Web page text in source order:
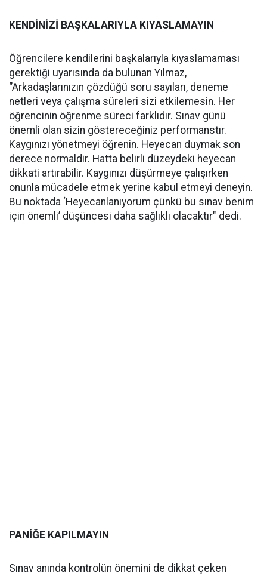
KENDİNİZİ BAŞKALARIYLA KIYASLAMAYIN
Öğrencilere kendilerini başkalarıyla kıyaslamaması
gerektiği uyarısında da bulunan Yılmaz,
‘’Arkadaşlarınızın çözdüğü soru sayıları, deneme
netleri veya çalışma süreleri sizi etkilemesin. Her
öğrencinin öğrenme süreci farklıdır. Sınav günü
önemli olan sizin göstereceğiniz performanstır.
Kaygınızı yönetmeyi öğrenin. Heyecan duymak son
derece normaldir. Hatta belirli düzeydeki heyecan
dikkati artırabilir. Kaygınızı düşürmeye çalışırken
onunla mücadele etmek yerine kabul etmeyi deneyin.
Bu noktada ‘Heyecanlanıyorum çünkü bu sınav benim
için önemli’ düşüncesi daha sağlıklı olacaktır" dedi.
PANİĞE KAPILMAYIN
Sınav anında kontrolün önemini de dikkat çeken